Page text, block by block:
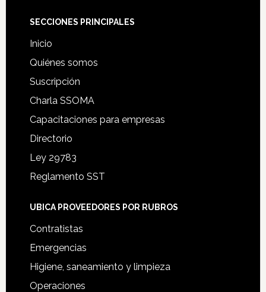
Footer
SECCIONES PRINCIPALES
Inicio
Quiénes somos
Suscripción
Charla SSOMA
Capacitaciones para empresas
Directorio
Ley 29783
Reglamento SST
UBICA PROVEEDORES POR RUBROS
Contratistas
Emergencias
Higiene, saneamiento y limpieza
Operaciones